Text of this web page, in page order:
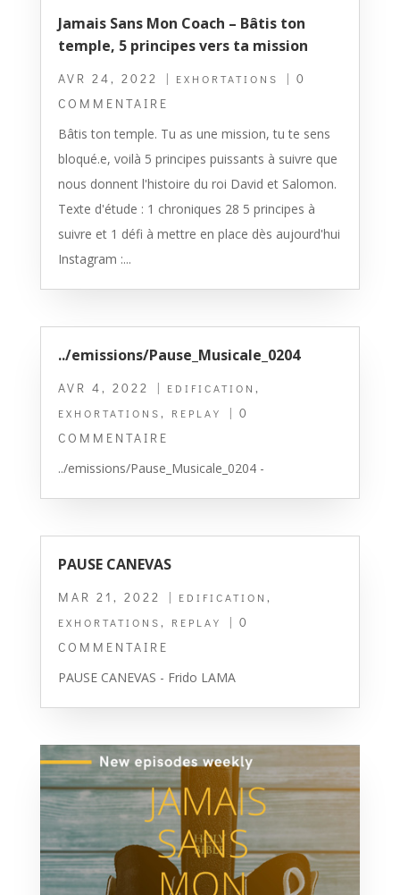
Jamais Sans Mon Coach – Bâtis ton
temple, 5 principes vers ta mission
AVR 24, 2022 | EXHORTATIONS
| 0
COMMENTAIRE
Bâtis ton temple. Tu as une mission, tu te sens
bloqué.e, voilà 5 principes puissants à suivre que
nous donnent l'histoire du roi David et Salomon.
Texte d'étude : 1 chroniques 28 5 principes à
suivre et 1 défi à mettre en place dès aujourd'hui
Instagram :...
../emissions/Pause_Musicale_0204
AVR 4, 2022 | EDIFICATION ,
EXHORTATIONS , REPLAY
| 0
COMMENTAIRE
../emissions/Pause_Musicale_0204 -
PAUSE CANEVAS
MAR 21, 2022 | EDIFICATION ,
EXHORTATIONS, REPLAY
| 0
COMMENTAIRE
PAUSE CANEVAS - Frido LAMA